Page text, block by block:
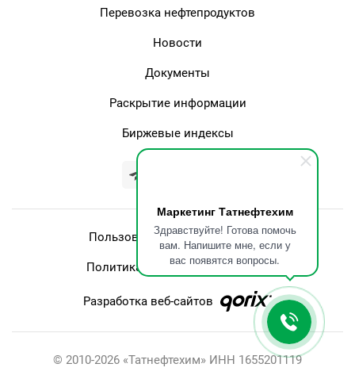
Маркетинг Татнефтехим
Здравствуйте! Готова помочь
вам. Напишите мне, если у
вас появятся вопросы.
Перевозка нефтепродуктов
Новости
Документы
Раскрытие информации
Биржевые индексы
© 2010-2026 «Татнефтехим» ИНН 1655201119
Пользовательское соглашение
Политика конфеденциальности
Разработка веб-сайтов